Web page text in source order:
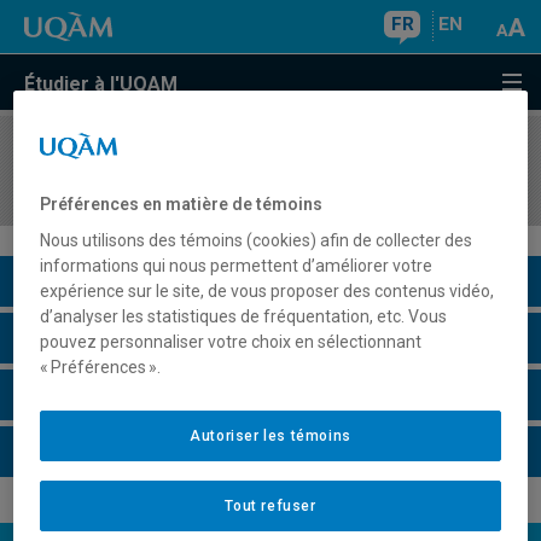
FR EN
Étudier à l'UQAM
COURS//
Description du cours
Horaire - Été 2026
Préférences en matière de témoins
Nous utilisons des témoins (cookies) afin de collecter des
informations qui nous permettent d’améliorer votre
expérience sur le site, de vous proposer des contenus vidéo,
d’analyser les statistiques de fréquentation, etc. Vous
pouvez personnaliser votre choix en sélectionnant
« Préférences ».
Tout refuser
Autoriser les témoins